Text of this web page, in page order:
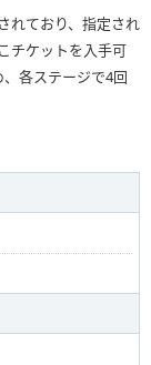
れており、指定され
チケットを入手可
各ステージで4回